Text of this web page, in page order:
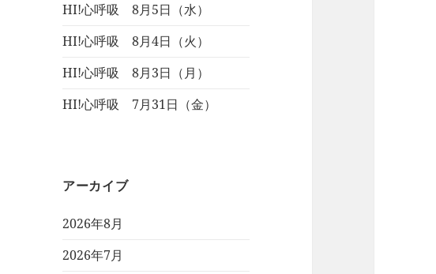
HI!心呼吸 8月5日（水）
HI!心呼吸 8月4日（火）
HI!心呼吸 8月3日（月）
HI!心呼吸 7月31日（金）
アーカイブ
2026年8月
2026年7月